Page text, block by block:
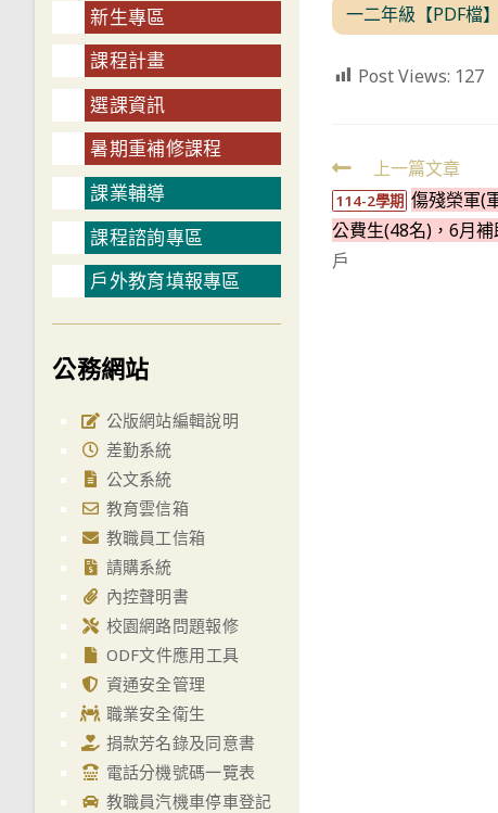
一二年級【PDF檔】
Post Views: 127
Read
more
articles
上一篇文章
114-2學期 傷殘榮軍(
公費生(48名)，6月
戶
新生專區
課程計畫
選課資訊
暑期重補修課程
課業輔導
課程諮詢專區
戶外教育填報專區
公務網站
公版網站編輯說明
差勤系統
公文系統
教育雲信箱
教職員工信箱
請購系統
內控聲明書
校園網路問題報修
ODF文件應用工具
資通安全管理
職業安全衛生
捐款芳名錄及同意書
電話分機號碼一覽表
教職員汽機車停車登記